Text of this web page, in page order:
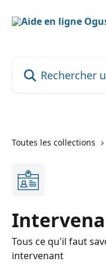
Toutes les collections
Tous ce qu'il faut
intervenant